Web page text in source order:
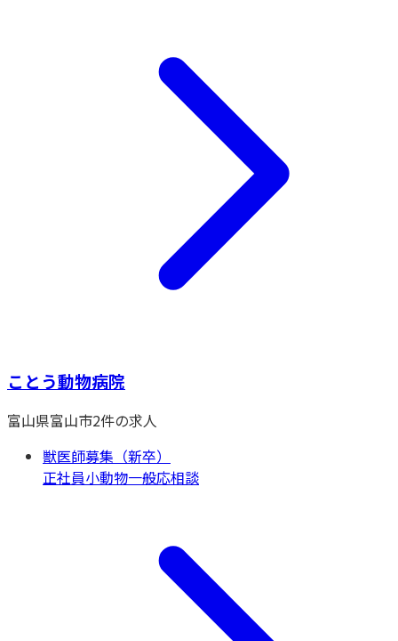
ことう動物病院
富山県富山市2件の求人
獣医師募集（新卒）
正社員小動物一般応相談